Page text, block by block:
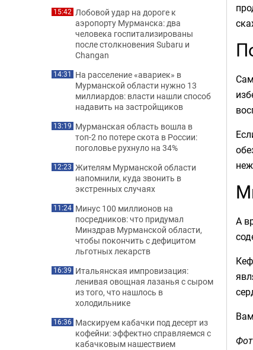
А
15:42 Лобовой удар на дороге к
аэропорту Мурманска: два
человека госпитализированы
после столкновения Subaru и
Changan
14:31 На расселение «авариек» в
Мурманской области нужно 13
миллиардов: власти нашли способ
надавить на застройщиков
13:19 Мурманская область вошла в
топ-2 по потере скота в России:
поголовье рухнуло на 34%
12:23 Жителям Мурманской области
напомнили, куда звонить в
экстренных случаях
11:24 Минус 100 миллионов на
посредников: что придумал
Минздрав Мурманской области,
чтобы покончить с дефицитом
льготных лекарств
16:39 Итальянская импровизация:
ленивая овощная лазанья с сыром
из того, что нашлось в
холодильнике
16:36 Маскируем кабачки под десерт из
кофейни: эффектно справляемся с
кабачковым нашествием